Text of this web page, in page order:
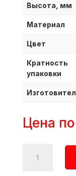
Высота, мм
Материал
Цвет
Кратность
упаковки
Цена
товара